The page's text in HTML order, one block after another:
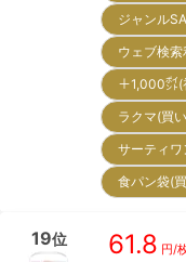
ジャンル
ウェブ検
＋1,000㌽
ラクマ(買
サーティ
食パン袋(
19位 61.8 円/